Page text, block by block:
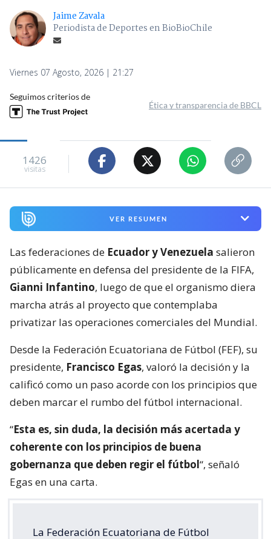
Jaime Zavala
Periodista de Deportes en BioBioChile
Viernes 07 Agosto, 2026 | 21:27
Seguimos criterios de
Ética y transparencia de BBCL
1426
visitas
VER RESUMEN
Las federaciones de Ecuador y Venezuela salieron
públicamente en defensa del presidente de la FIFA,
Gianni Infantino, luego de que el organismo diera
marcha atrás al proyecto que contemplaba
privatizar las operaciones comerciales del Mundial.
Desde la Federación Ecuatoriana de Fútbol (FEF), su
presidente, Francisco Egas, valoró la decisión y la
calificó como un paso acorde con los principios que
deben marcar el rumbo del fútbol internacional.
“Esta es, sin duda, la decisión más acertada y
coherente con los principios de buena
gobernanza que deben regir el fútbol“, señaló
Egas en una carta.
La Federación Ecuatoriana de Fútbol